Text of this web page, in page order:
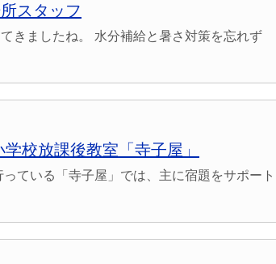
スタッフ
きましたね。 水分補給と暑さ対策を忘れず
校放課後教室「寺子屋」
ている「寺子屋」では、主に宿題をサポート